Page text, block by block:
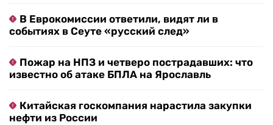
В Еврокомиссии ответили, видят ли в
событиях в Сеуте «русский след»
Пожар на НПЗ и четверо пострадавших: что
известно об атаке БПЛА на Ярославль
Китайская госкомпания нарастила закупки
нефти из России